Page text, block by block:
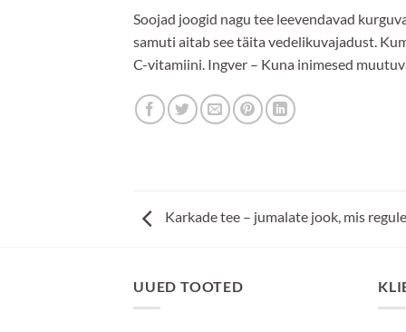
Soojad joogid nagu tee leevendavad
samuti aitab see täita vedelikuvajadust.
C-vitamiini. Ingver – Kuna inimesed
Karkade tee – jumalate jook, mis
UUED TOOTED